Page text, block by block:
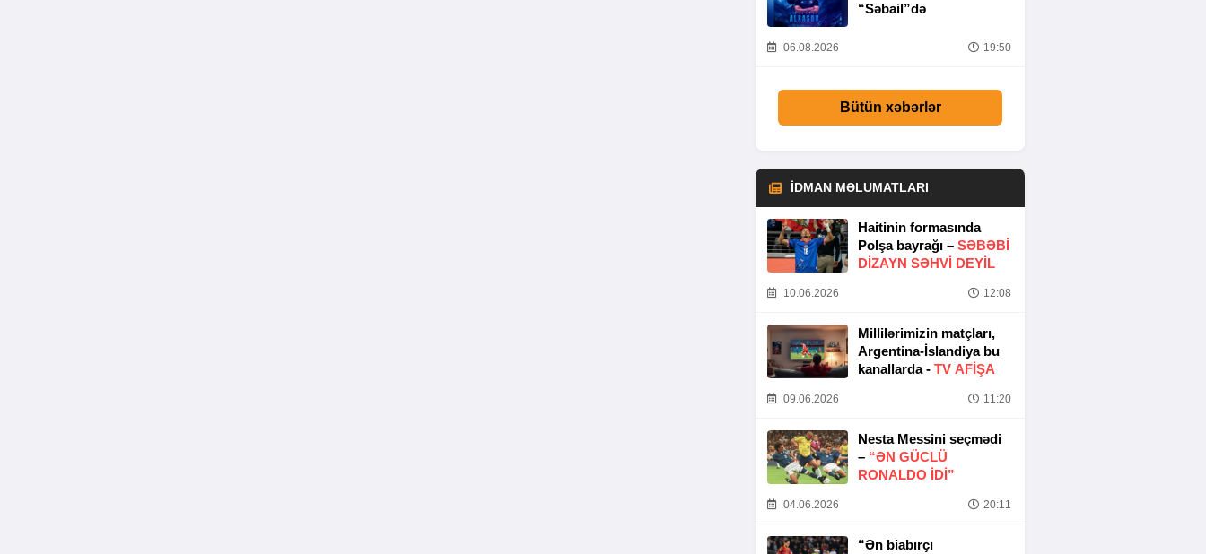
“Səbail”də
06.08.2026 19:50
Bütün xəbərlər
İDMAN MƏLUMATLARI
Haitinin formasında
Polşa bayrağı – SƏBƏBI
DIZAYN SƏHVI DEYIL
10.06.2026 12:08
Millilərimizin matçları,
Argentina-İslandiya bu
kanallarda - TV AFİŞA
09.06.2026 11:20
Nesta Messini seçmədi
– “ƏN GÜCLÜ
RONALDO IDI”
04.06.2026 20:11
“Ən biabırçı